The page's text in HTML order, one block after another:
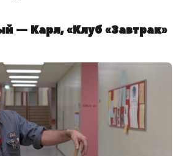
— Карл, «Клуб «Завтрак»